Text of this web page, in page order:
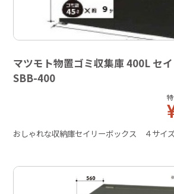
マツモト物置ゴミ収集庫 400L セ
SBB-400
おしゃれな収納庫セイリーボックス ４サイ